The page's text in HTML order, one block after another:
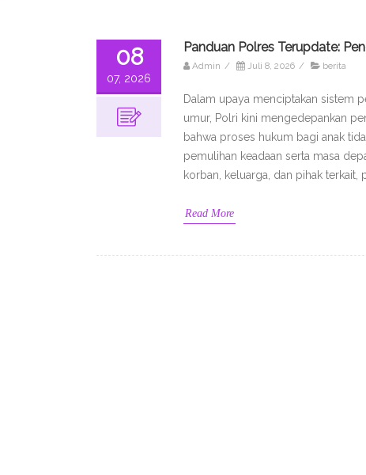
08
07, 2026
Panduan Polres Terupdate:
Admin / Juli 8, 2026 / berita
Dalam upaya menciptakan sistem
umur, Polri kini mengedepankan
bahwa proses hukum bagi anak
pemulihan keadaan serta masa
korban, keluarga, dan pihak terkait,
Read More